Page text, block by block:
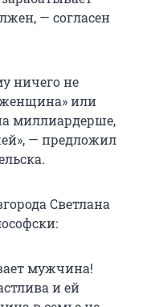
— согласен
ничего не
или
миллиардерше,
— предложил
Светлана
мужчина!
и ей